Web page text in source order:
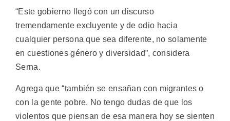
“Este gobierno llegó con un discurso
tremendamente excluyente y de odio hacia
cualquier persona que sea diferente, no solamente
en cuestiones género y diversidad”, considera
Serna.
Agrega que “también se ensañan con migrantes o
con la gente pobre. No tengo dudas de que los
violentos que piensan de esa manera hoy se sienten